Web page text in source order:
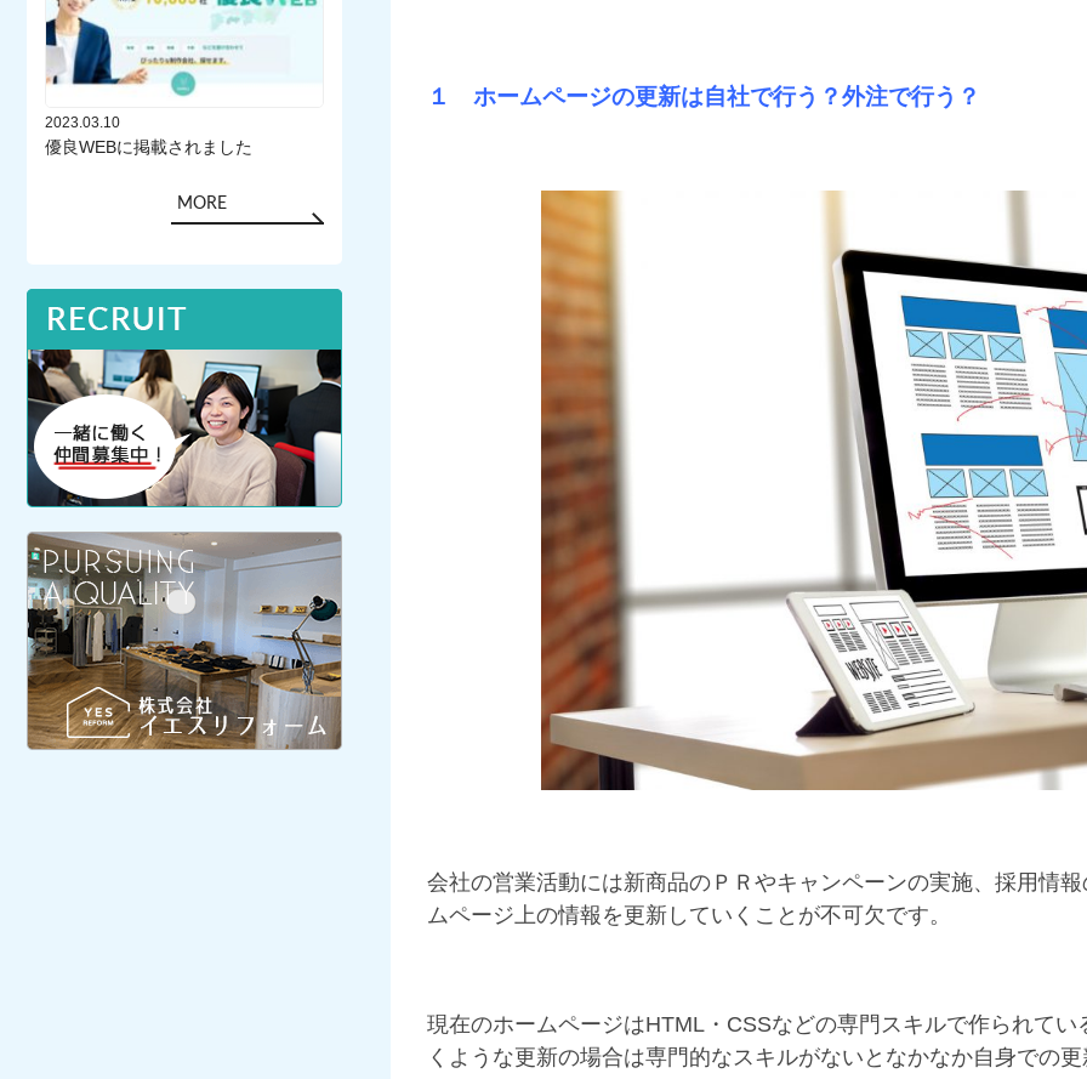
１ ホームページの更新は自社で行う？外注で行う？
会社の営業活動には新商品のＰＲやキャンペーンの実施、採用情
ムページ上の情報を更新していくことが不可欠です。
現在のホームページはHTML・CSSなどの専門スキルで作られて
くような更新の場合は専門的なスキルがないとなかなか自身での更
2023.03.10
優良WEBに掲載されました
MORE